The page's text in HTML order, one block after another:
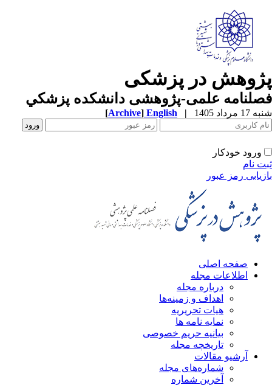
در پزشکی
علمی-پژوهشی دانشکده پزشکي
مرداد 1405 |
English
[Archive]
ورود خودکار
نام
رمز عبور
صفحه اصلی
اطلاعات مجله
درباره مجله
اهداف و زمینه‌ها
هیات تحریریه
نمایه نامه ها
بیانیه حریم خصوصی
تاریخچه مجله
آرشیو مقالات
شماره‌های مجله
آخرین شماره